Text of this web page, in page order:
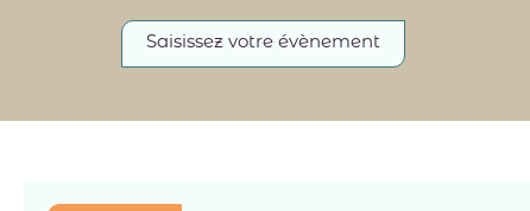
Saisissez votre évènement